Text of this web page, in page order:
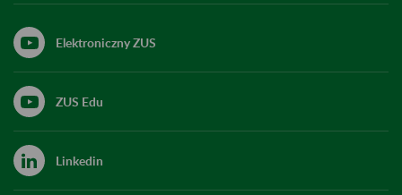
Elektroniczny ZUS
ZUS Edu
Linkedin